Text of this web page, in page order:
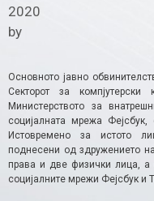
2020
by
Основното јавно
Секторот за
Министерството за
социјалната мрежа
Истовремено за истото
поднесени од здружението
права и две физички лица, а
социјалните мрежи Фејсбук и